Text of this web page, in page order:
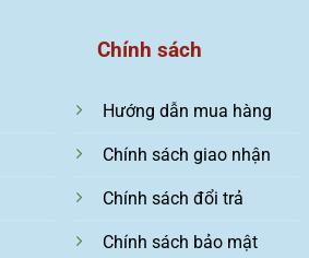
Chính sách
Hướng dẫn mua hàng
Chính sách giao nhận
Chính sách đổi trả
Chính sách bảo mật